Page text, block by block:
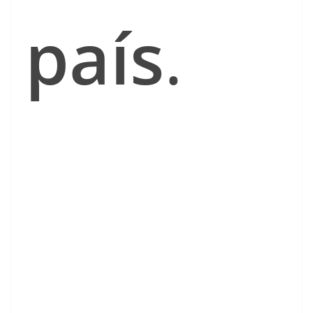
país.